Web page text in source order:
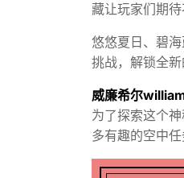
藏让玩家们期
悠悠夏日、碧
挑战，解锁全
威廉希尔
为了探索这个
多有趣的空中